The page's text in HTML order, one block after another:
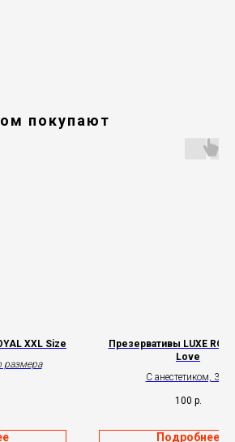
покупают
XXL Size
размера
Презервативы LUXE
Love
С анестетиком, 3шт
100 р.
Подробнее